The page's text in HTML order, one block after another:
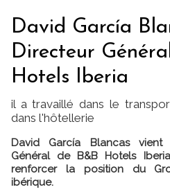
David García
Directeur
Hotels Iberia
il a travaillé dans le
dans l'hôtellerie
David García Blancas vient
Général de B&B Hotels
renforcer la position du
ibérique.